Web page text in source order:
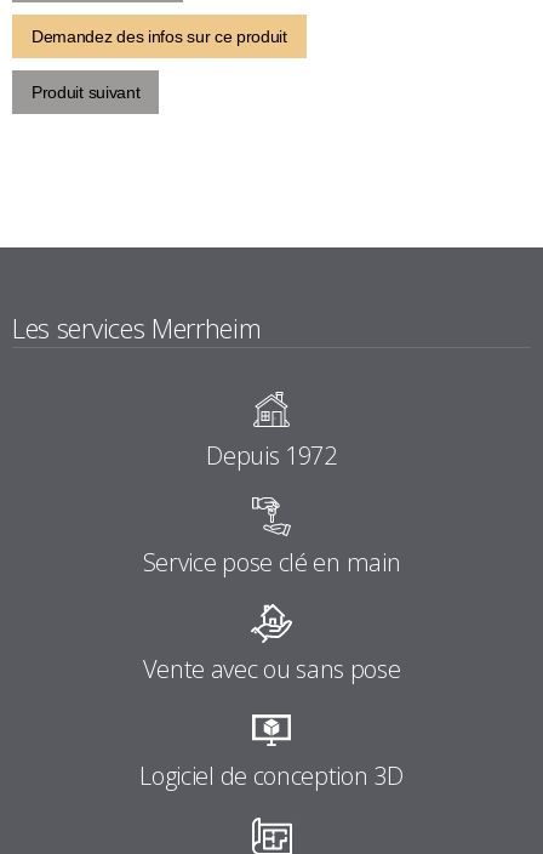
Demandez des infos sur ce produit
Produit suivant
Les services Merrheim
Depuis 1972
Service pose clé en main
Vente avec ou sans pose
Logiciel de conception 3D